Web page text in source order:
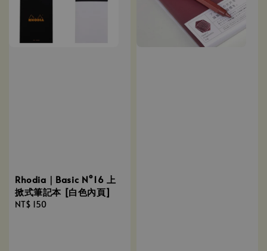
Rhodia｜Basic N°16 上
掀式筆記本 [白色內頁]
Regular
NT$ 150